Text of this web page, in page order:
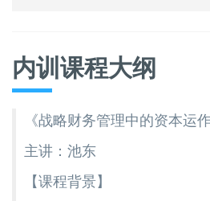
内训课程大纲
《战略财务管理中的资本运
主讲：池东
【课程背景】